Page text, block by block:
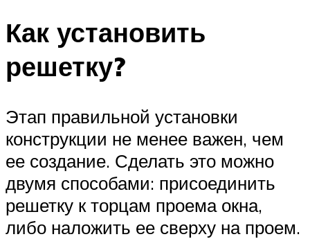
Как установить
решетку?
Этап правильной установки
конструкции не менее важен, чем
ее создание. Сделать это можно
двумя способами: присоединить
решетку к торцам проема окна,
либо наложить ее сверху на проем.